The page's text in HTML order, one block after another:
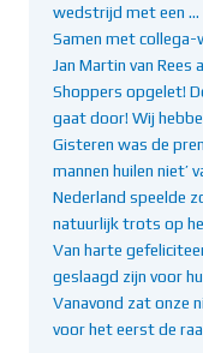
wedstrijd met een …
Samen met
Jan Martin van Rees
Shoppers opgelet!
gaat door! Wij
Gisteren was de
mannen huilen niet’
Nederland speelde
natuurlijk trots op
Van harte
geslaagd zijn voor
Vanavond zat onze
voor het eerst de